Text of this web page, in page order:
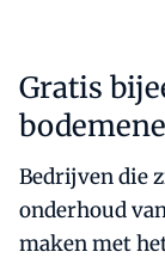
Gratis
Bedrijven die
onderhoud
maken met